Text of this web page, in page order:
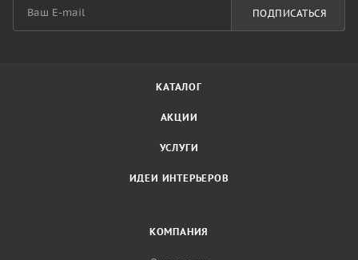
ПОДПИСАТЬСЯ
КАТАЛОГ
АКЦИИ
УСЛУГИ
ИДЕИ ИНТЕРЬЕРОВ
КОМПАНИЯ